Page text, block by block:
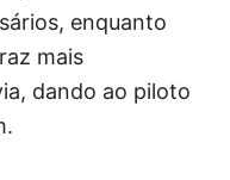
enquanto
mais
dando ao piloto